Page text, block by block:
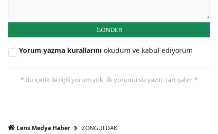
GÖNDER
Yorum yazma kurallarını okudum ve kabul ediyorum
* Bu içerik ile ilgili yorum yok, ilk yorumu siz yazın, tartışalım *
Lens Medya Haber ZONGULDAK